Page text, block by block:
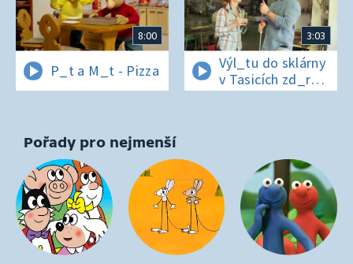
8:00
P_t a M_t - Pizza
3:03
Výl_tu do sklárny
v Tasicích zd_r
a Čern_bílovi
Pořady pro nejmenší